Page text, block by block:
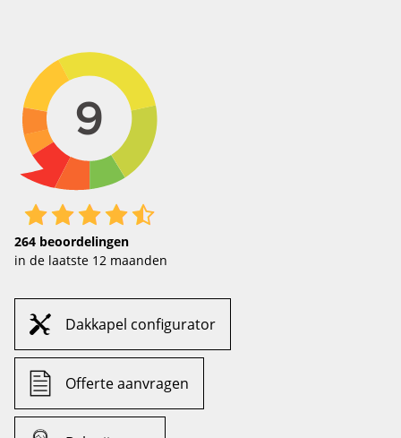
264 beoordelingen
in de laatste 12 maanden
Dakkapel configurator
Offerte aanvragen